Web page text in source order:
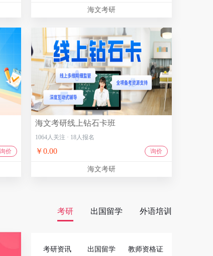
海文考研
询价
海文考研线上钻石卡班
1064人关注 · 18人报名
￥0.00 询价
海文考研
考研 出国留学 外语培训
考研资讯 出国留学
教师资格证